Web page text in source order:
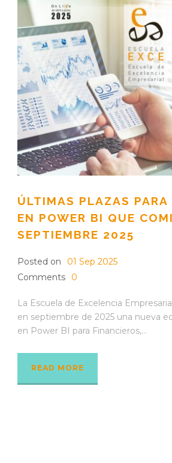
ÚLTIMAS PLAZAS PARA
EN POWER BI QUE
SEPTIEMBRE 2025
Posted on
01 Sep 2025
Comments
0
La Escuela de Excelencia
en septiembre de 2025 una nueva
en Power BI para Financieros,...
READ MORE